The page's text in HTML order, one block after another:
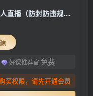
单号日入300+抖音命中大师小游戏无人直播（防封防违规）可批量复制适合…
好课推荐官 免费
买权限，请先开通会员